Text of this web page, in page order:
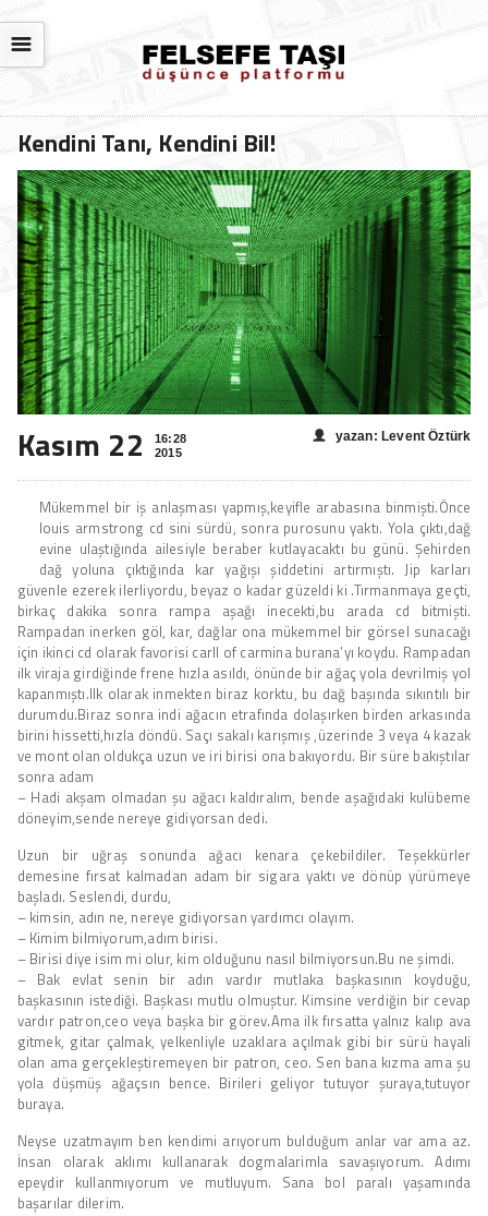
☰
Kendini Tanı, Kendini Bil!
Kasım 22
16:28
2015
yazan: Levent Öztürk
Mükemmel bir iş anlaşması yapmış,keyifle arabasına binmişti.Önce
louis armstrong cd sini sürdü, sonra purosunu yaktı. Yola çıktı,dağ
evine ulaştığında ailesiyle beraber kutlayacaktı bu günü. Şehirden
dağ yoluna çıktığında kar yağışı şiddetini artırmıştı. Jip karları
güvenle ezerek ilerliyordu, beyaz o kadar güzeldi ki .Tırmanmaya geçti,
birkaç dakika sonra rampa aşağı inecekti,bu arada cd bitmişti.
Rampadan inerken göl, kar, dağlar ona mükemmel bir görsel sunacağı
için ikinci cd olarak favorisi carll of carmina burana’yı koydu. Rampadan
ilk viraja girdiğinde frene hızla asıldı, önünde bir ağaç yola devrilmiş yol
kapanmıştı.Ilk olarak inmekten biraz korktu, bu dağ başında sıkıntılı bir
durumdu.Biraz sonra indi ağacın etrafında dolaşırken birden arkasında
birini hissetti,hızla döndü. Saçı sakalı karışmış ,üzerinde 3 veya 4 kazak
ve mont olan oldukça uzun ve iri birisi ona bakıyordu. Bir süre bakıştılar
sonra adam
– Hadi akşam olmadan şu ağacı kaldıralım, bende aşağıdaki kulübeme
döneyim,sende nereye gidiyorsan dedi.
Uzun bir uğraş sonunda ağacı kenara çekebildiler. Teşekkürler
demesine fırsat kalmadan adam bir sigara yaktı ve dönüp yürümeye
başladı. Seslendi, durdu,
– kimsin, adın ne, nereye gidiyorsan yardımcı olayım.
– Kimim bilmiyorum,adım birisi.
– Birisi diye isim mi olur, kim olduğunu nasıl bilmiyorsun.Bu ne şimdi.
– Bak evlat senin bir adın vardır mutlaka başkasının koyduğu,
başkasının istediği. Başkası mutlu olmuştur. Kimsine verdiğin bir cevap
vardır patron,ceo veya başka bir görev.Ama ilk fırsatta yalnız kalıp ava
gitmek, gitar çalmak, yelkenliyle uzaklara açılmak gibi bir sürü hayali
olan ama gerçekleştiremeyen bir patron, ceo. Sen bana kızma ama şu
yola düşmüş ağaçsın bence. Birileri geliyor tutuyor şuraya,tutuyor
buraya.
Neyse uzatmayım ben kendimi arıyorum bulduğum anlar var ama az.
İnsan olarak aklımı kullanarak dogmalarimla savaşıyorum. Adımı
epeydir kullanmıyorum ve mutluyum. Sana bol paralı yaşamında
başarılar dilerim.